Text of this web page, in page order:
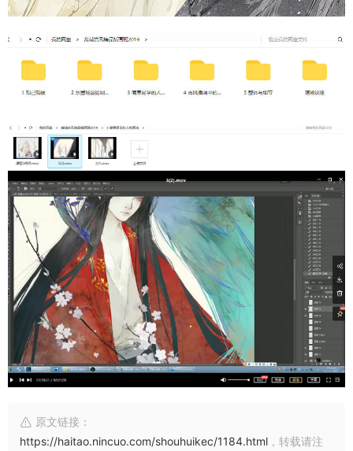
原文链接：
https://haitao.nincuo.com/shouhuikec/1184.html ，转载请注